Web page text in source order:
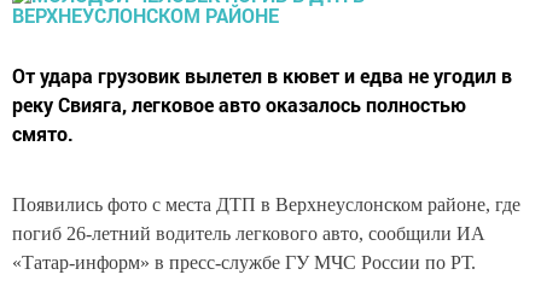
От удара грузовик вылетел в кювет и едва не угодил в
реку Свияга, легковое авто оказалось полностью
смято.
Появились фото с места ДТП в Верхнеуслонском районе, где
погиб 26-летний водитель легкового авто, сообщили ИА
«Татар-информ» в пресс-службе ГУ МЧС России по РТ.